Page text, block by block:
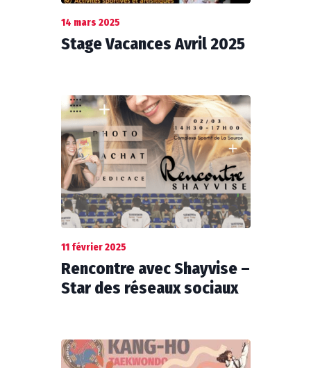
14 mars 2025
Stage Vacances Avril 2025
11 février 2025
Rencontre avec Shayvise –
Star des réseaux sociaux